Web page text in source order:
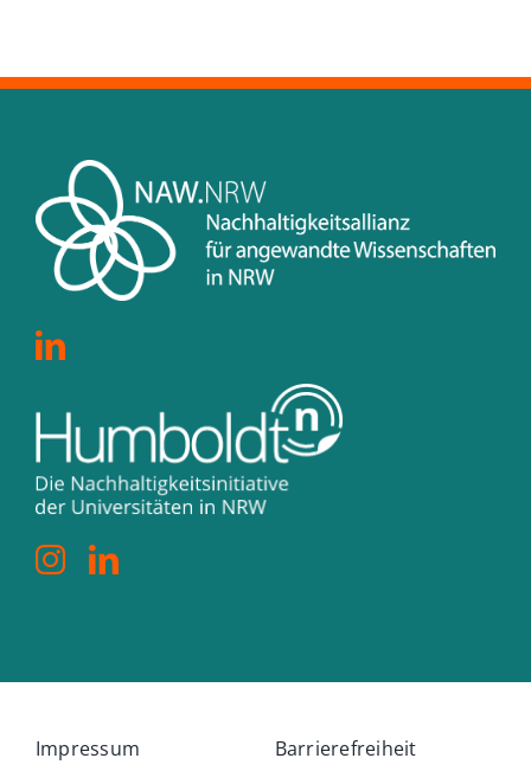
Impressum Barrierefreiheit